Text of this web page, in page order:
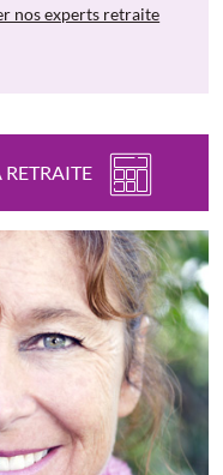
nos experts retraite